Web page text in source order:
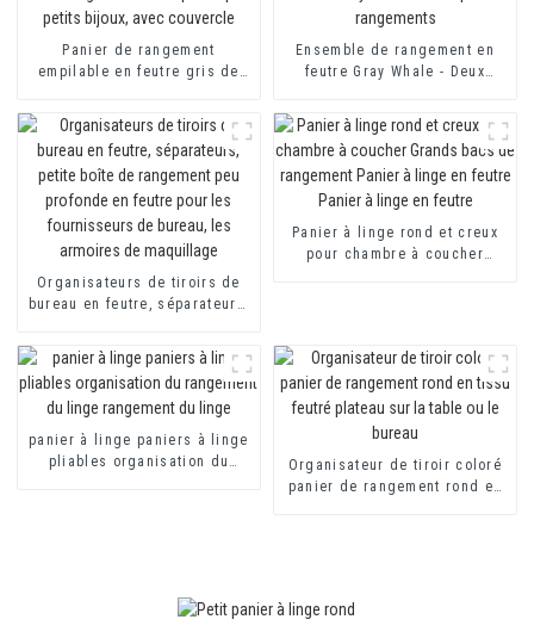
Panier de rangement
empilable en feutre gris de
bijoux, avec couvercle
Ensemble de rangement en
feutre Gray Whale - Deux
Organisateurs de tiroirs de
bureau en feutre, séparateurs,
profonde en feutre pour les
fournisseurs de bureau, les
armoires de maquillage
Panier à linge rond et creux
pour chambre à coucher
panier à linge paniers à linge
pliables organisation du
Organisateur de tiroir coloré
panier de rangement rond en